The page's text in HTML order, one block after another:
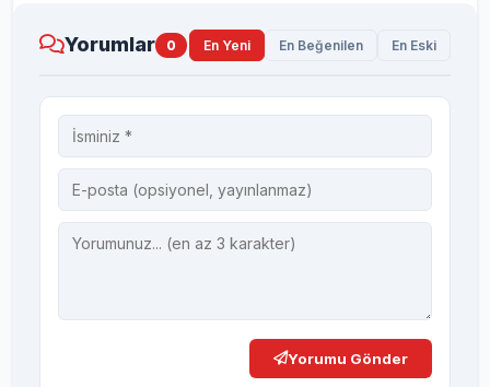
Yorumlar 0 En Yeni En Beğenilen En Eski
Yorumu Gönder